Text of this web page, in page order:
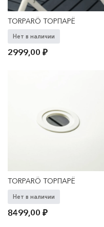
TORPARÖ ТОРПАРЁ
Нет в наличии
2999,00₽
TORPARÖ ТОРПАРЁ
Нет в наличии
8499,00₽